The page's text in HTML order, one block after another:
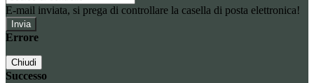
E-mail inviata, si prega di controllare la casella di posta elettronica!
Errore
Chiudi
Successo